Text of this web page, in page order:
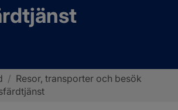
/ Resor, transporter och besök